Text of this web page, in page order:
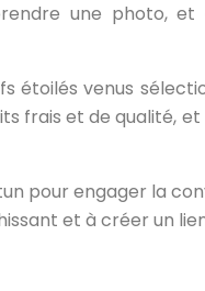
une photo,
étoilés venus
frais et de qualité,
pour engager la
et à créer un